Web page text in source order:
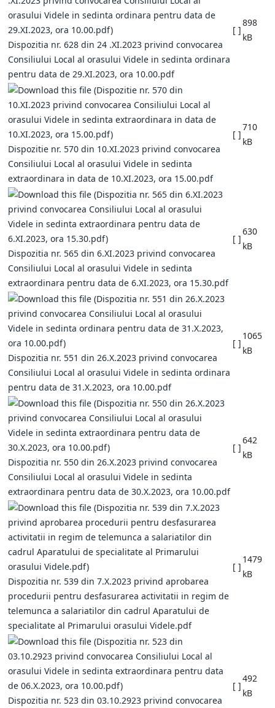
Dispozitia nr. 628 din 24 .XI.2023 privind convocarea
Consiliului Local al orasului Videle in sedinta ordinara
pentru data de 29.XI.2023, ora 10.00.pdf
[ ]
898
kB
Dispozitie nr. 570 din 10.XI.2023 privind convocarea
Consiliului Local al orasului Videle in sedinta
extraordinara in data de 10.XI.2023, ora 15.00.pdf
[ ]
710
kB
Dispozitia nr. 565 din 6.XI.2023 privind convocarea
Consiliului Local al orasului Videle in sedinta
extraordinara pentru data de 6.XI.2023, ora 15.30.pdf
[ ]
630
kB
Dispozitia nr. 551 din 26.X.2023 privind convocarea
Consiliului Local al orasului Videle in sedinta ordinara
pentru data de 31.X.2023, ora 10.00.pdf
[ ]
1065
kB
Dispozitia nr. 550 din 26.X.2023 privind convocarea
Consiliului Local al orasului Videle in sedinta
extraordinara pentru data de 30.X.2023, ora 10.00.pdf
[ ]
642
kB
Dispozitia nr. 539 din 7.X.2023 privind aprobarea
procedurii pentru desfasurarea activitatii in regim de
telemunca a salariatilor din cadrul Aparatului de
specialitate al Primarului orasului Videle.pdf
[ ]
1479
kB
Dispozitia nr. 523 din 03.10.2923 privind convocarea
[ ]
492
kB